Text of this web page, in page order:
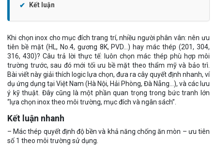
Kết luận
Khi chọn inox cho mục đích trang trí, nhiều người phân vân: nên ưu
tiên bề mặt (HL, No.4, gương 8K, PVD…) hay mác thép (201, 304,
316, 430)? Câu trả lời thực tế: luôn chọn mác thép phù hợp môi
trường trước, sau đó mới tối ưu bề mặt theo thẩm mỹ và bảo trì.
Bài viết này giải thích logic lựa chọn, đưa ra cây quyết định nhanh, ví
dụ ứng dụng tại Việt Nam (Hà Nội, Hải Phòng, Đà Nẵng…), và các lưu
ý kỹ thuật. Đây cũng là một phần quan trọng trong bức tranh lớn
“lựa chọn inox theo môi trường, mục đích và ngân sách”.
Kết luận nhanh
– Mác thép quyết định độ bền và khả năng chống ăn mòn – ưu tiên
số 1 theo môi trường sử dụng.